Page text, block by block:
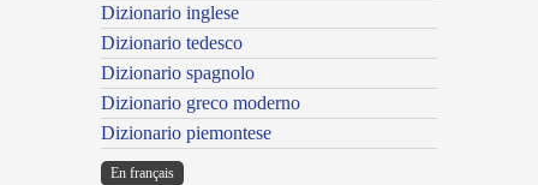
Dizionario inglese
Dizionario tedesco
Dizionario spagnolo
Dizionario greco moderno
Dizionario piemontese
En français